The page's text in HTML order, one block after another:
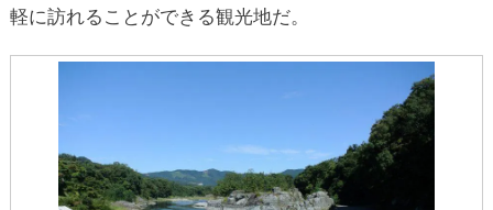
軽に訪れることができる観光地だ。